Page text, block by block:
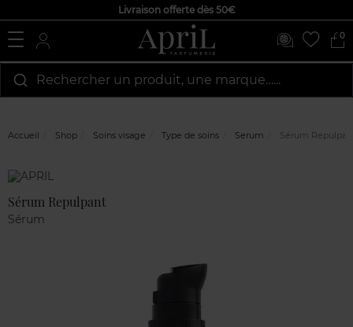
Livraison offerte dès 50€
0
Rechercher un produit, une marque…...
Accueil Shop Soins visage Type de soins Serum Sérum
Marque
Sérum Repulpant
Sérum